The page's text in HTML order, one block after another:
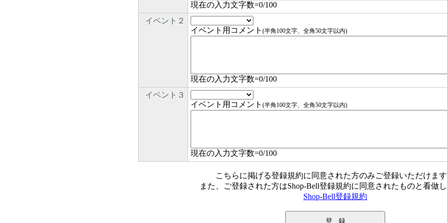
現在の入力文字数=0/100
イベント２
イベント用コメント (半角100文字、全角50文字以内)
現在の入力文字数=0/100
イベント３
イベント用コメント (半角100文字、全角50文字以内)
現在の入力文字数=0/100
こちらに掲げる登録規約に同意された方のみご登録いただけます
また、ご登録された方はShop-Bell登録規約に同意されたものと看做し
Shop-Bell登録規約